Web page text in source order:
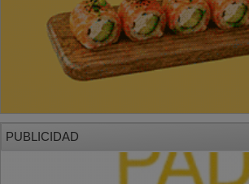
PUBLICIDAD